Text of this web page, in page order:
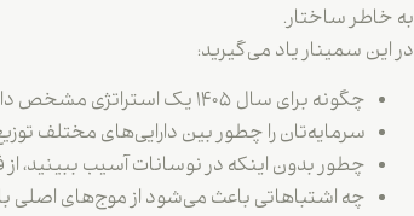
به خاطر ساختار.
در این سمینار یاد می‌گیرید:
چگونه برای سال ۱۴۰۵ یک استراتژی مشخص داشته باشید.
سرمایه‌تان را چطور بین دارایی‌های مختلف
چطور بدون اینکه در نوسانات آسیب ببینید،
چه اشتباهاتی باعث می‌شود از موج‌های اصلی